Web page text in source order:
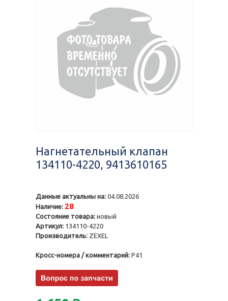
Нагнетательный клапан
134110-4220, 9413610165
Данные актуальны на: 04.08.2026
Наличие: 28
Состояние товара: новый
Артикул: 134110-4220
Производитель: ZEXEL
Кросс-номера / комментарий: P41